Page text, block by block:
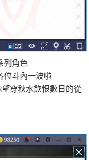
列角色
位斗內一波啦
穿秋水飲恨數日的從